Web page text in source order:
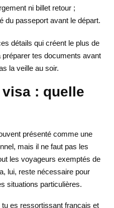
ni billet retour ;
du passeport avant le départ.
détails qui créent le plus de
tes documents avant
la veille au soir.
visa : quelle
présenté comme une
mais il ne faut pas les
les voyageurs exemptés de
lui, reste nécessaire pour
situations particulières.
es ressortissant français et